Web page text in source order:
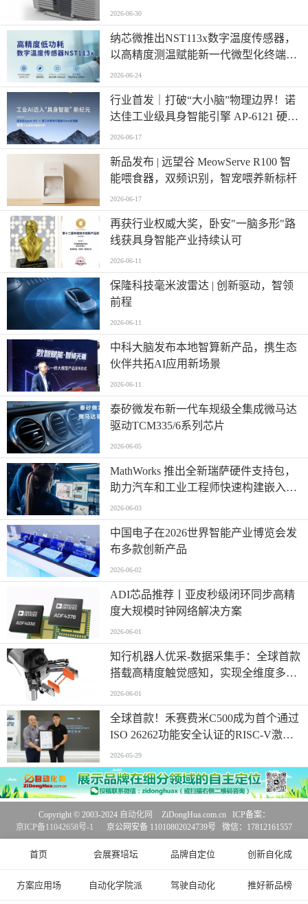
空泵
2026-06-30
纳芯微推出NST113x数字温度传感器，
以高精度测温赋能新一代微型化终端设
计
2026-06-24
行业首发｜打破“大小脑”物理边界！诺
达佳工业级具身智能引擎 AP-6121 硬核
登场
2026-06-17
新品发布 | 远望谷 MeowServe R100 智
能喂食器，双频识别，智宠喂养新标杆
2026-06-17
再获行业权威大奖，卧安"一脑多形"路
线获具身智能产业持续认可
2026-06-11
保隆科技毫米波雷达 | 创新驱动，智领
前程
2026-06-11
中科大脑发布本地智算新产品，携生态
伙伴共拓AI应用新场景
2026-06-11
泰矽微发布新一代车规级全集成微马达
驱动TCM335/6系列芯片
2026-06-05
MathWorks 推出全新瑞萨硬件支持包，
助力汽车和工业工程师快速构建嵌入式
系统原型
2026-06-03
中国电子在2026世界智能产业博览会发
布多款创新产品
2026-06-02
ADI芯品推荐丨亚皮秒级闭环同步高精
度大规模时钟网络解决方案
2026-06-01
知行机器人优采-数据采集手：全球首款
搭载高精度触觉感知，实现全维度多模
态同步采集
2026-06-01
全球首款！禾赛费米C500成为首个通过
ISO 26262功能安全认证的RISC-V激光
雷达主控芯片
2026-05-29
首页 会展赛培坛 品牌自定位 创新自化成
方案应用场 自动化学院派 驾驶自动化 推好新品榜
Copyright © 2003-2024 自动化网
ZiDongHua.com.cn ICP备案：
京ICP备11042658号-1
京公网安备 11010802024739号 微信：17812161557